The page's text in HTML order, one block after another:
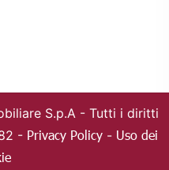
S.p.A - Tutti i diritti
- Privacy Policy- Uso dei